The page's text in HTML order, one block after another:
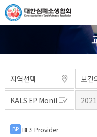
BP BLS Provider